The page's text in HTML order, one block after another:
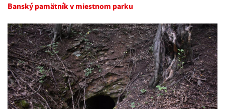
Banský pamätník v miestnom parku